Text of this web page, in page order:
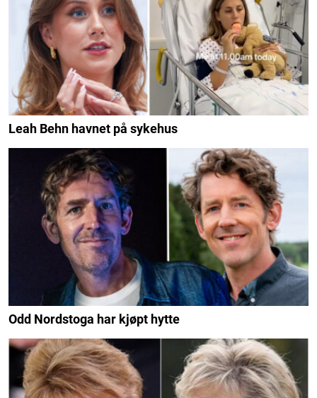
Leah Behn havnet på sykehus
Odd Nordstoga har kjøpt hytte